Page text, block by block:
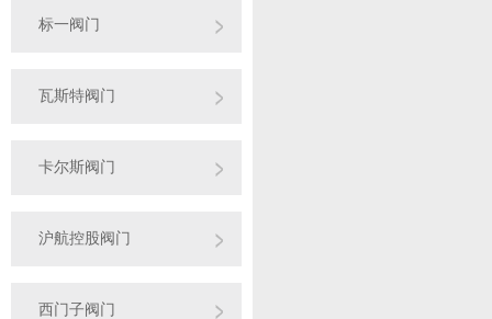
标一阀门
瓦斯特阀门
卡尔斯阀门
沪航控股阀门
西门子阀门